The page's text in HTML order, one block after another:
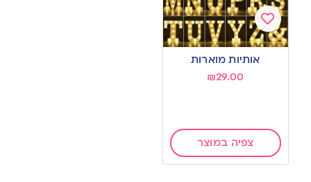
Add
אותיות מוארות
₪29.00
צפיה במוצר